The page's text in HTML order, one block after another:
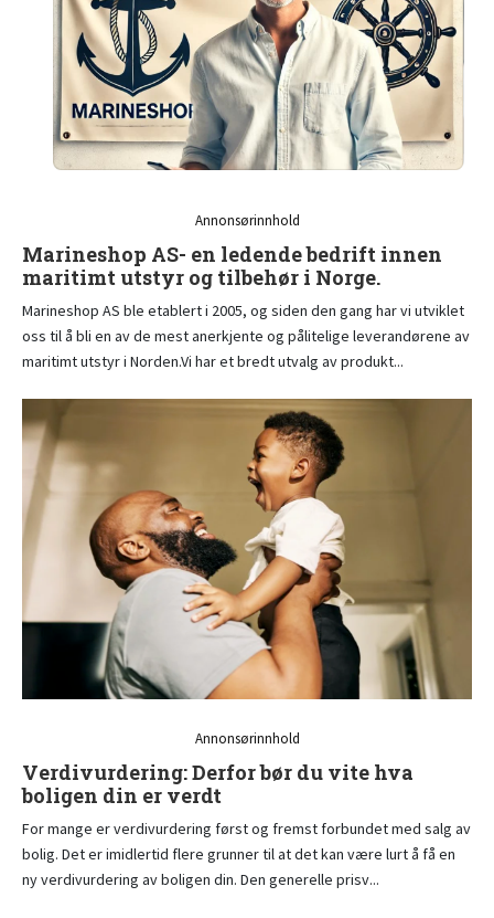
Annonsørinnhold
Marineshop AS- en ledende bedrift innen
maritimt utstyr og tilbehør i Norge.
Marineshop AS ble etablert i 2005, og siden den gang har vi utviklet
oss til å bli en av de mest anerkjente og pålitelige leverandørene av
maritimt utstyr i Norden.Vi har et bredt utvalg av produkt...
Annonsørinnhold
Verdivurdering: Derfor bør du vite hva
boligen din er verdt
For mange er verdivurdering først og fremst forbundet med salg av
bolig. Det er imidlertid flere grunner til at det kan være lurt å få en
ny verdivurdering av boligen din. Den generelle prisv...